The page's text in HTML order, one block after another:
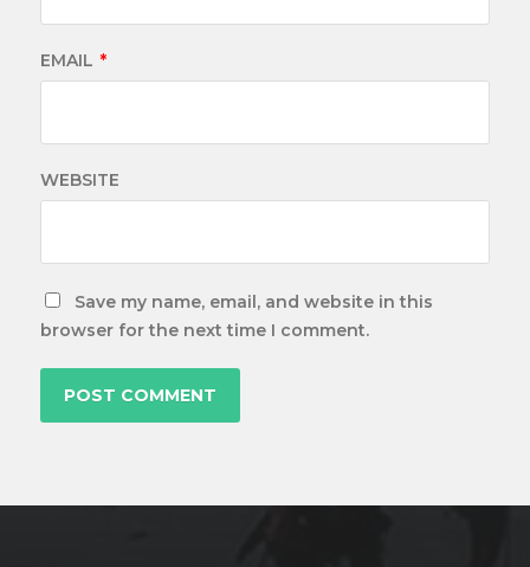
EMAIL *
WEBSITE
Save my name, email, and website in this
browser for the next time I comment.